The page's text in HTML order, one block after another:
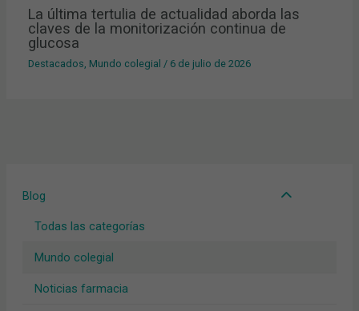
Blog
Todas las categorías
Mundo colegial
Noticias farmacia
La última tertulia de actualidad aborda las
claves de la monitorización continua de
glucosa
Destacados Mundo colegial / 6 de julio de 2026